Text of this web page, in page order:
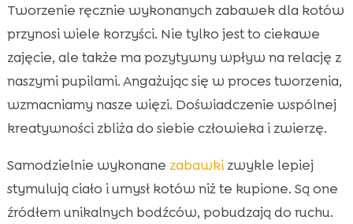
Tworzenie ręcznie wykonanych zabawek dla kotów
przynosi wiele korzyści. Nie tylko jest to ciekawe
zajęcie, ale także ma pozytywny wpływ na relację z
naszymi pupilami. Angażując się w proces tworzenia,
wzmacniamy nasze więzi. Doświadczenie wspólnej
kreatywności zbliża do siebie człowieka i zwierzę.
Samodzielnie wykonane zabawkizwykle lepiej
stymulują ciało i umysł kotów niż te kupione. Są one
źródłem unikalnych bodźców, pobudzają do ruchu.